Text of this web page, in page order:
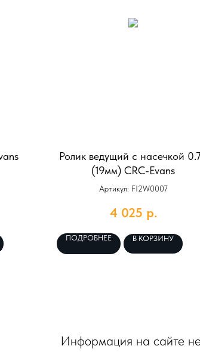
Ролик ведущий с насечкой
(19мм) CRC-Evans
Артикул: FI2W0007
4 025 р.
ПОДРОБНЕЕ В КОРЗИНУ
Информация на сайте не